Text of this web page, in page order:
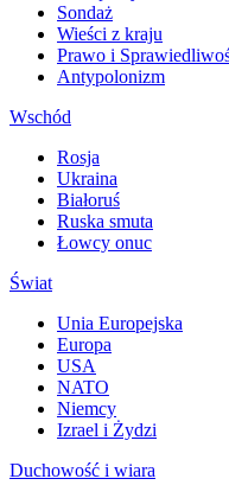
Sondaż
Wieści z kraju
Prawo i
Antypolonizm
Wschód
Rosja
Ukraina
Białoruś
Ruska smuta
Łowcy onuc
Świat
Unia Europejska
Europa
USA
NATO
Niemcy
Izrael i Żydzi
Duchowość i wiara